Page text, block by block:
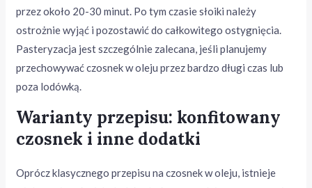
przez około 20-30 minut. Po tym czasie słoiki należy
ostrożnie wyjąć i pozostawić do całkowitego ostygnięcia.
Pasteryzacja jest szczególnie zalecana, jeśli planujemy
przechowywać czosnek w oleju przez bardzo długi czas lub
poza lodówką.
Warianty przepisu: konfitowany
czosnek i inne dodatki
Oprócz klasycznego przepisu na czosnek w oleju, istnieje